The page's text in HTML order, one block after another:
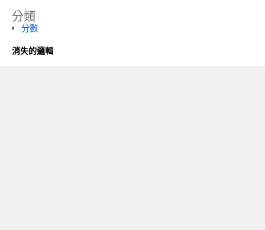
分類
分數
消失的邏輯